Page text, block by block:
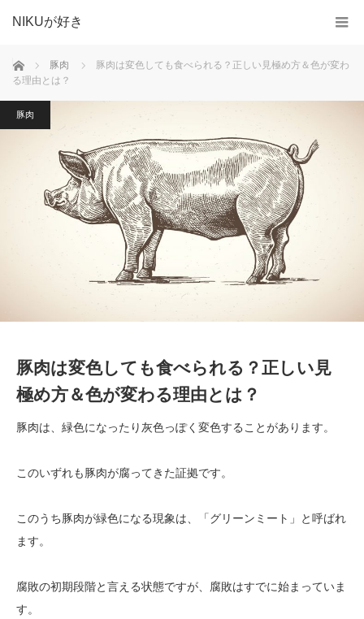
NIKUが好き
ホーム 豚肉
豚肉は変色しても食べられる？正しい見極め方＆色が変わ
る理由とは？
豚肉
豚肉は変色しても食べられる？正しい見
極め方＆色が変わる理由とは？
豚肉は、緑色になったり灰色っぽく変色することがあります。
このいずれも豚肉が腐ってきた証拠です。
このうち豚肉が緑色になる現象は、「グリーンミート」と呼ばれ
ます。
腐敗の初期段階と言える状態ですが、腐敗はすでに始まっていま
す。